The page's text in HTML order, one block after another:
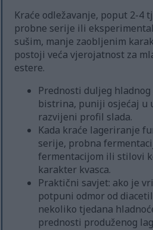
Kraće odležavanje, poput 2-4
probne serije ili
sušim, manje zaobljenim
postoji veća vjerojatnost za
estere.
Prednosti duljeg
bistrina, puniji osjećaj u
razvijeni profil slada.
Kada kraće lageriranje
serije, probna
fermentacijom ili stilovi
karakter kvasca.
Praktični savjet: ako je
potpuni odmor od
nekoliko tjedana
prednosti produženog